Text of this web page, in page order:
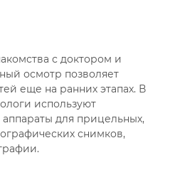
с доктором и
осмотр позволяет
еще на ранних этапах. В
используют
для прицельных,
снимков,